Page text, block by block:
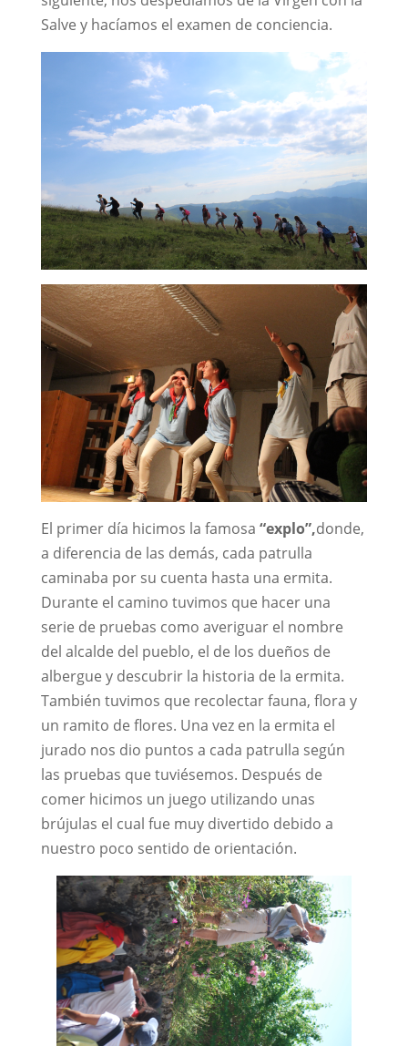
Salve y hacíamos el examen de conciencia.
El primer día hicimos la famosa “explo”,donde,
a diferencia de las demás, cada patrulla
caminaba por su cuenta hasta una ermita.
Durante el camino tuvimos que hacer una
serie de pruebas como averiguar el nombre
del alcalde del pueblo, el de los dueños de
albergue y descubrir la historia de la ermita.
También tuvimos que recolectar fauna, flora y
un ramito de flores. Una vez en la ermita el
jurado nos dio puntos a cada patrulla según
las pruebas que tuviésemos. Después de
comer hicimos un juego utilizando unas
brújulas el cual fue muy divertido debido a
nuestro poco sentido de orientación.